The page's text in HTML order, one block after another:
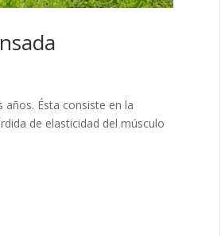
Ésta consiste en la
de elasticidad del músculo